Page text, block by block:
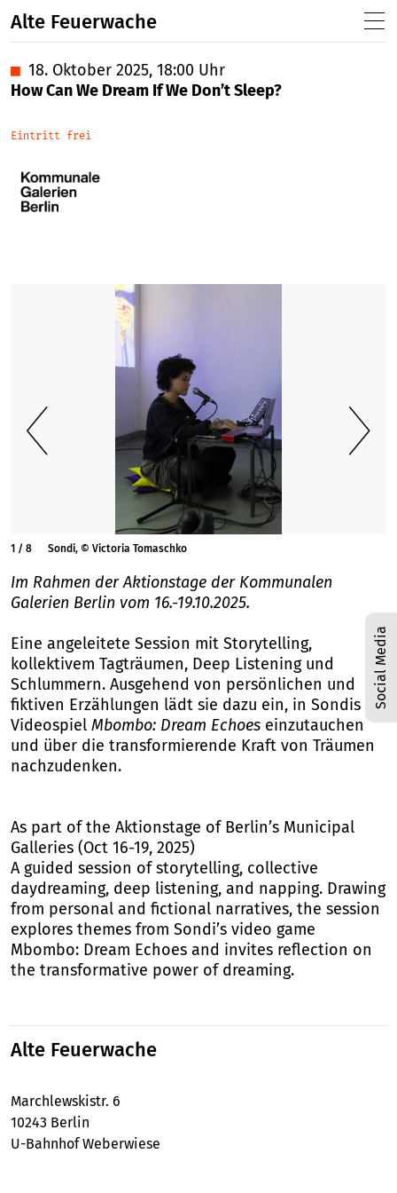
Alte Feuerwache
Social Media
■ 18. Oktober 2025, 18:00 Uhr
How Can We Dream If We Don’t Sleep?
Eintritt frei
Sondi, © Victoria Tomaschko
1 / 8
Im Rahmen der Aktionstage der Kommunalen
Galerien Berlin vom 16.-19.10.2025.
Eine angeleitete Session mit Storytelling,
kollektivem Tagträumen, Deep Listening und
Schlummern. Ausgehend von persönlichen und
fiktiven Erzählungen lädt sie dazu ein, in Sondis
Videospiel Mbombo: Dream Echoes einzutauchen
und über die transformierende Kraft von Träumen
nachzudenken.
As part of the Aktionstage of Berlin’s Municipal
Galleries (Oct 16-19, 2025)
A guided session of storytelling, collective
daydreaming, deep listening, and napping. Drawing
from personal and fictional narratives, the session
explores themes from Sondi’s video game
Mbombo: Dream Echoes and invites reflection on
the transformative power of dreaming.
Alte Feuerwache
Marchlewskistr. 6
10243 Berlin
U-Bahnhof Weberwiese